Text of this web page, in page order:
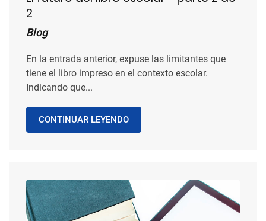
2
Blog
En la entrada anterior, expuse las limitantes que
tiene el libro impreso en el contexto escolar.
Indicando que...
CONTINUAR LEYENDO